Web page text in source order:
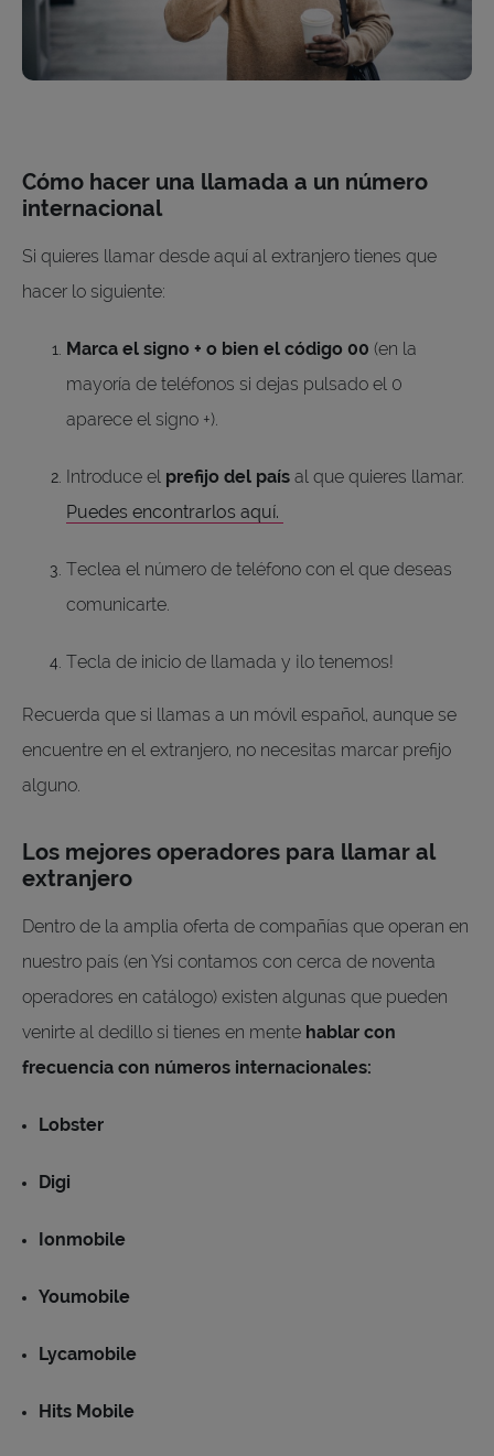
Cómo hacer una llamada a un número
internacional
Si quieres llamar desde aquí al extranjero tienes que
hacer lo siguiente:
Marca el signo + o bien el código 00 (en la
mayoría de teléfonos si dejas pulsado el 0
aparece el signo +).
Introduce el prefijo del país al que quieres llamar.
Puedes encontrarlos aquí.
Teclea el número de teléfono con el que deseas
comunicarte.
Tecla de inicio de llamada y ¡lo tenemos!
Recuerda que si llamas a un móvil español, aunque se
encuentre en el extranjero, no necesitas marcar prefijo
alguno.
Los mejores operadores para llamar al
extranjero
Dentro de la amplia oferta de compañías que operan en
nuestro país (en Ysi contamos con cerca de noventa
operadores en catálogo) existen algunas que pueden
venirte al dedillo si tienes en mente hablar con
frecuencia con números internacionales:
Lobster
Digi
Ionmobile
Youmobile
Lycamobile
Hits Mobile